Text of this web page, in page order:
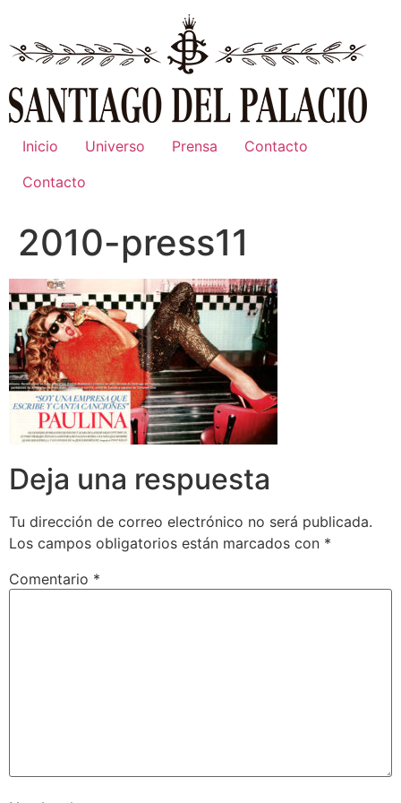
contenido
Inicio Universo Prensa
Contacto
Contacto
2010-press11
Deja una respuesta
Tu dirección de correo electrónico no será publicada.
Los campos obligatorios están marcados con *
Comentario *